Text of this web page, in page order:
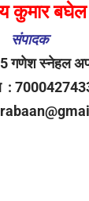
कुमार बघेल
संपादक
गणेश स्नेहल
: